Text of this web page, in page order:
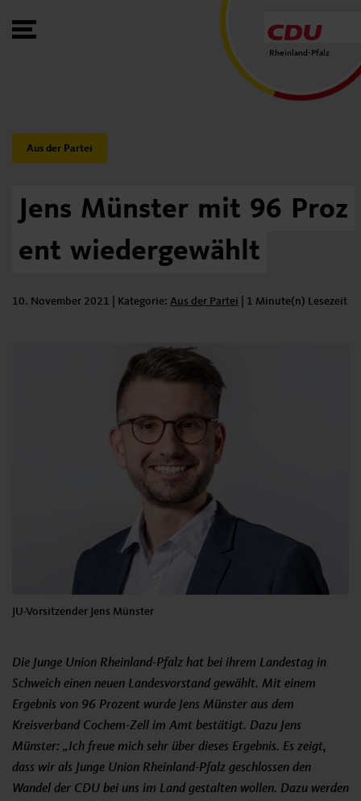
Toggle Menu
Rheinland-Pfalz
Category:
Aus der Partei
Jens Münster mit 96 Proz
ent wiedergewählt
10. November 2021 | Kategorie: Kategorie:
Aus der Partei 1 Minute(n) Lesezeit
JU-Vorsitzender Jens Münster
Die Junge Union Rheinland-Pfalz hat bei ihrem Landestag in
Schweich einen neuen Landesvorstand gewählt. Mit einem
Ergebnis von 96 Prozent wurde Jens Münster aus dem
Kreisverband Cochem-Zell im Amt bestätigt. Dazu Jens
Münster: „Ich freue mich sehr über dieses Ergebnis. Es zeigt,
dass wir als Junge Union Rheinland-Pfalz geschlossen den
Wandel der CDU bei uns im Land gestalten wollen. Dazu werden